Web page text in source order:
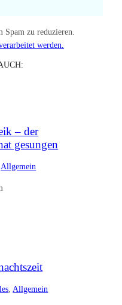
zu reduzieren.
werden.
– der
gesungen
Allgemein
, Allgemein